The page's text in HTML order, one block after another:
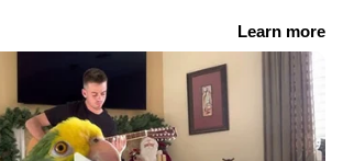
International Nurses Day
2026 : ജീവന്റെ
കാവൽമാലാഖമാർ :